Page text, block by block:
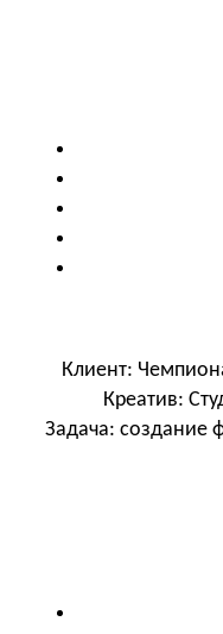
Клиент:
Креатив:
Задача: создание